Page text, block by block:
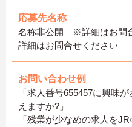
応募先名称
名称非公開 ※詳細はお問
詳細はお問合せください
お問い合わせ例
「求人番号655457に興味
えますか?」
「残業が少なめの求人を